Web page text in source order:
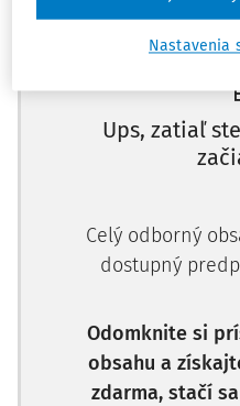
Ups, zatiaľ
Celý odborný
dostupný
Odomknite si
obsahu a
zdarma, stačí
Nastavenia